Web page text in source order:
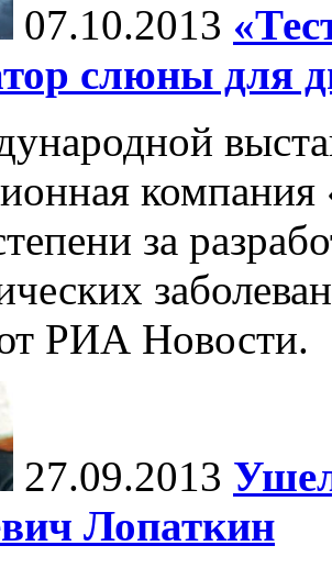
07.10.2013
слюны для
за
РИА Новости.
27.09.2013
Лопаткин